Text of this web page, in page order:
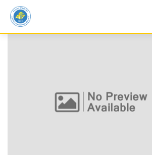
Skip
content